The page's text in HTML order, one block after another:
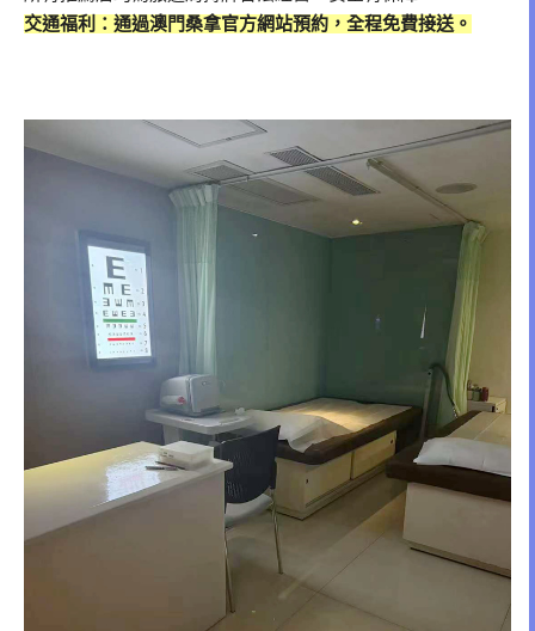
交通福利：通過澳門桑拿官方網站預約，全程免費接送。